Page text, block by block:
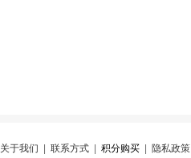
关于我们 联系方式 积分购买 隐私政策